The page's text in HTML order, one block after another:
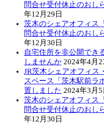
問合せ受付休止のおし
年12月29日
茨木のシェアオフィス
問合せ受付休止のおし
年12月30日
自宅住所を非公開でき
しませんか 2024年4月
JR茨木シェアオフィス
スペース「茨木駅前ラ
置しました 2024年3月5
茨木のシェアオフィス
問合せ受付休止のおし
年12月30日